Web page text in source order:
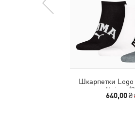
Шкарпетки Logo
Unisex
640,00 ₴